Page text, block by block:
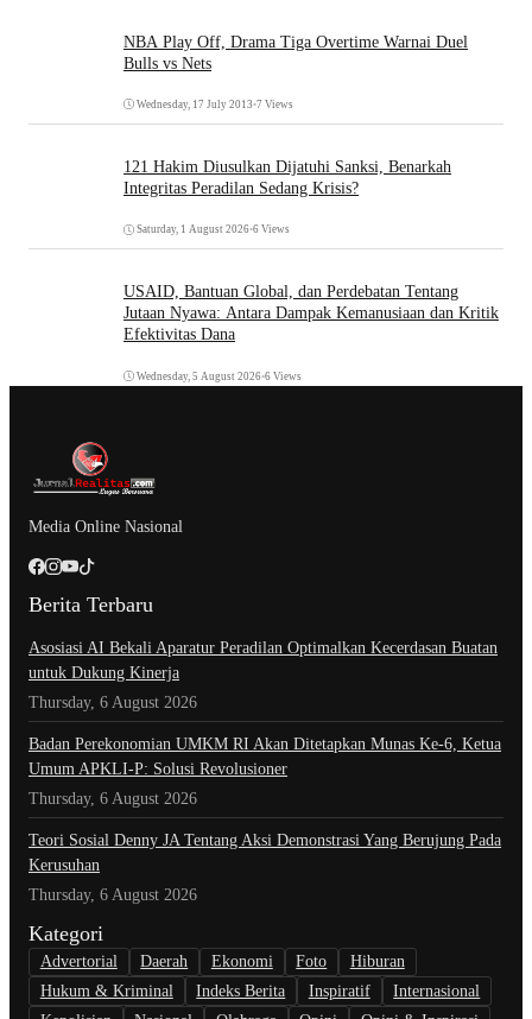
NBA Play Off, Drama Tiga Overtime Warnai Duel
Bulls vs Nets
Wednesday, 17 July 2013 •7 Views
121 Hakim Diusulkan Dijatuhi Sanksi, Benarkah
Integritas Peradilan Sedang Krisis?
Saturday, 1 August 2026•6 Views
USAID, Bantuan Global, dan Perdebatan Tentang
Jutaan Nyawa: Antara Dampak Kemanusiaan dan Kritik
Efektivitas Dana
Wednesday, 5 August 2026•6 Views
Media Online Nasional
Berita Terbaru
Asosiasi AI Bekali Aparatur Peradilan Optimalkan Kecerdasan Buatan
untuk Dukung Kinerja
Thursday, 6 August 2026
Badan Perekonomian UMKM RI Akan Ditetapkan Munas Ke-6, Ketua
Umum APKLI-P: Solusi Revolusioner
Thursday, 6 August 2026
Teori Sosial Denny JA Tentang Aksi Demonstrasi Yang Berujung Pada
Kerusuhan
Thursday, 6 August 2026
Kategori
Advertorial Daerah Ekonomi Foto
Hiburan
Hukum & Kriminal
Indeks Berita Inspiratif
Internasional